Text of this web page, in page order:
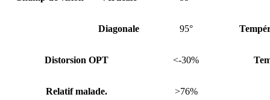
Diagonale 95°
Distorsion OPT <-30%
Relatif malade. >76%